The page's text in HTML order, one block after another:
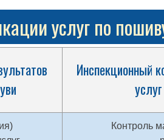
услуг по
Инспекционный
Контроль